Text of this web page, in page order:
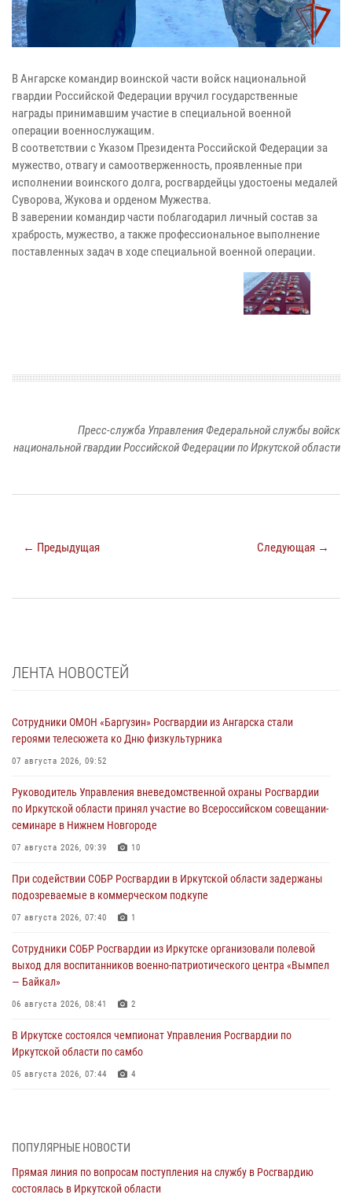
В Ангарске командир воинской части войск национальной
гвардии Российской Федерации вручил государственные
награды принимавшим участие в специальной военной
операции военнослужащим.
В соответствии с Указом Президента Российской Федерации за
мужество, отвагу и самоотверженность, проявленные при
исполнении воинского долга, росгвардейцы удостоены медалей
Суворова, Жукова и орденом Мужества.
В заверении командир части поблагодарил личный состав за
храбрость, мужество, а также профессиональное выполнение
поставленных задач в ходе специальной военной операции.
Пресс-служба Управления Федеральной службы войск
национальной гвардии Российской Федерации по Иркутской области
← Предыдущая Следующая →
ЛЕНТА НОВОСТЕЙ
Сотрудники ОМОН «Баргузин» Росгвардии из Ангарска стали
героями телесюжета ко Дню физкультурника
07 августа 2026, 09:52
Руководитель Управления вневедомственной охраны Росгвардии
по Иркутской области принял участие во Всероссийском совещании-
семинаре в Нижнем Новгороде
07 августа 2026, 09:39 10
При содействии СОБР Росгвардии в Иркутской области задержаны
подозреваемые в коммерческом подкупе
07 августа 2026, 07:40 1
Сотрудники СОБР Росгвардии из Иркутске организовали полевой
выход для воспитанников военно-патриотического центра «Вымпел
— Байкал»
06 августа 2026, 08:41 2
В Иркутске состоялся чемпионат Управления Росгвардии по
Иркутской области по самбо
05 августа 2026, 07:44 4
04 августа 2026, 07:14 3
Росгвардейцы потушили загоревшийся автомобиль в Иркутске
03 августа 2026, 04:55
ПОПУЛЯРНЫЕ НОВОСТИ
Прямая линия по вопросам поступления на службу в Росгвардию
состоялась в Иркутской области